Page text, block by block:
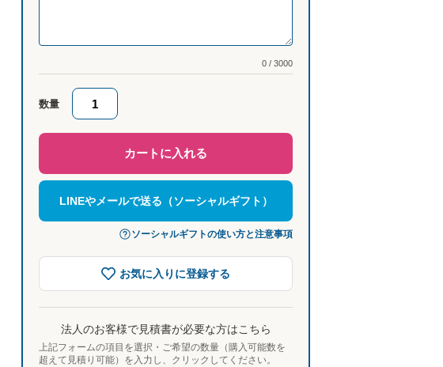
0 / 3000
数量
カートに入れる
LINEやメールで送る（ソーシャルギフト）
ソーシャルギフトの使い方と注意事項
お気に入りに登録する
法人のお客様で見積書が必要な方はこちら
上記フォームの項目を選択・ご希望の数量（購入可能数を
超えて見積り可能）を入力し、クリックしてください。